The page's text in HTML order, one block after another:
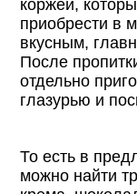
коржей,
приобрести в
вкусным,
После
отдельно
глазурью и
То есть в
можно найти